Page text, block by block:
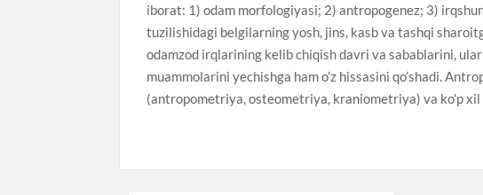
iborat: 1) odam morfologiyasi; 2) antropogenez; 3)
tuzilishidagi belgilarning yosh, jins, kasb va tashqi
odamzod irqlarining kelib chiqish davri va sabablarini,
muammolarini yechishga ham o’z hissasini qo’shadi.
(antropometriya, osteometriya, kraniometriya) va ko’p xil